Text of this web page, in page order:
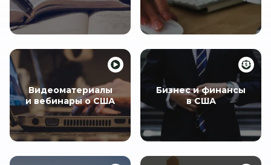
Видеоматериалы
и вебинары о США
Бизнес и финансы
в США